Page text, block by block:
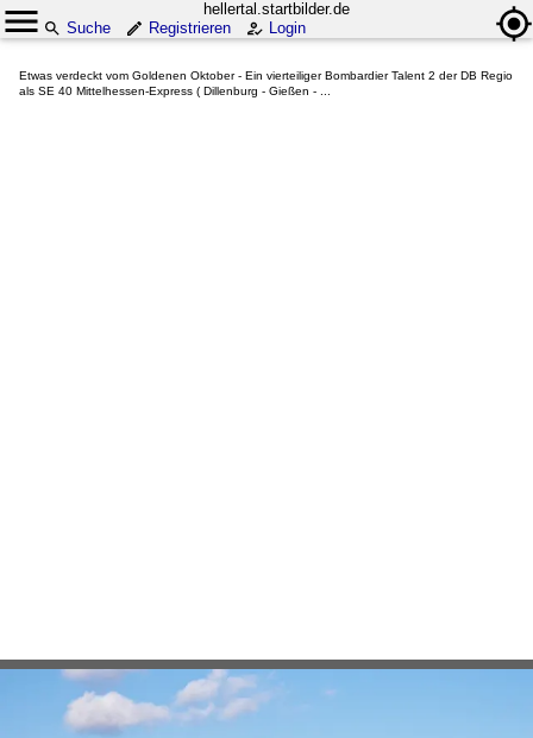
hellertal.startbilder.de
Suche
Registrieren Login
Etwas verdeckt vom Goldenen Oktober - Ein vierteiliger Bombardier Talent 2 der DB Regio
als SE 40 Mittelhessen-Express ( Dillenburg - Gießen - ...